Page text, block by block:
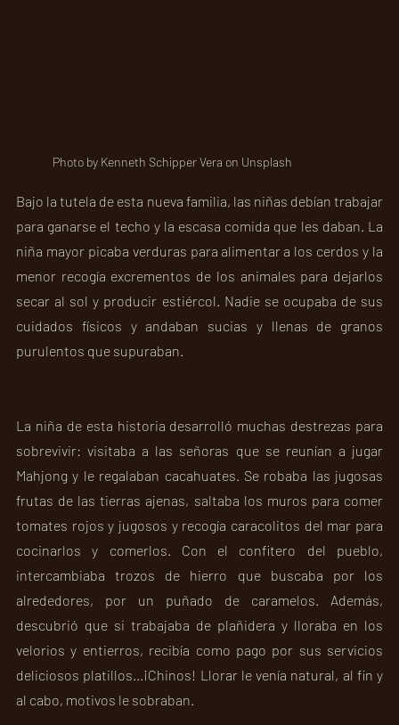
Photo by Kenneth Schipper Vera on Unsplash
Bajo la tutela de esta nueva familia, las niñas debían trabajar
para ganarse el techo y la escasa comida que les daban. La
niña mayor picaba verduras para alimentar a los cerdos y la
menor recogía excrementos de los animales para dejarlos
secar al sol y producir estiércol. Nadie se ocupaba de sus
cuidados físicos y andaban sucias y llenas de granos
purulentos que supuraban.
La niña de esta historia desarrolló muchas destrezas para
sobrevivir: visitaba a las señoras que se reunían a jugar
Mahjong y le regalaban cacahuates. Se robaba las jugosas
frutas de las tierras ajenas, saltaba los muros para comer
tomates rojos y jugosos y recogía caracolitos del mar para
cocinarlos y comerlos. Con el confitero del pueblo,
intercambiaba trozos de hierro que buscaba por los
alrededores, por un puñado de caramelos. Además,
descubrió que si trabajaba de plañidera y lloraba en los
velorios y entierros, recibía como pago por sus servicios
deliciosos platillos...¡Chinos! Llorar le venía natural, al fin y
al cabo, motivos le sobraban.